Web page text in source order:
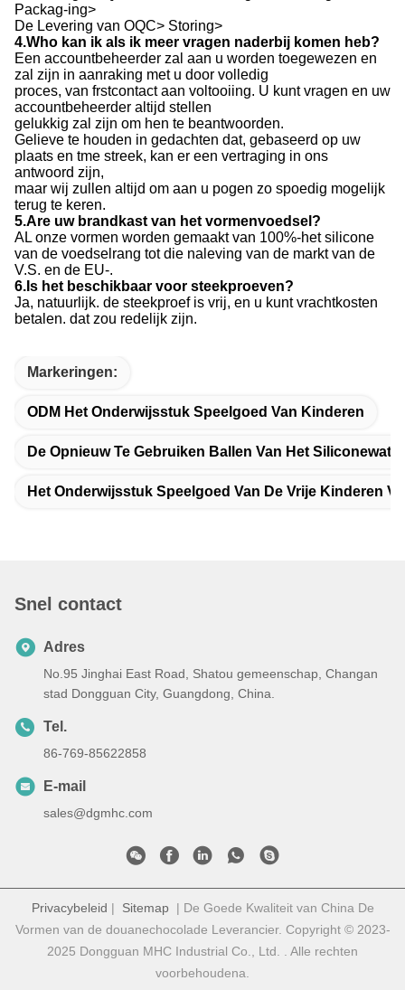
Packag-ing>
De Levering van OQC> Storing>
4.Who kan ik als ik meer vragen naderbij komen heb?
Een accountbeheerder zal aan u worden toegewezen en
zal zijn in aanraking met u door volledig
proces, van frstcontact aan voltooiing. U kunt vragen en uw
accountbeheerder altijd stellen
gelukkig zal zijn om hen te beantwoorden.
Gelieve te houden in gedachten dat, gebaseerd op uw
plaats en tme streek, kan er een vertraging in ons
antwoord zijn,
maar wij zullen altijd om aan u pogen zo spoedig mogelijk
terug te keren.
5.Are uw brandkast van het vormenvoedsel?
AL onze vormen worden gemaakt van 100%-het silicone
van de voedselrang tot die naleving van de markt van de
V.S. en de EU-.
6.Is het beschikbaar voor steekproeven?
Ja, natuurlijk. de steekproef is vrij, en u kunt vrachtkosten
betalen. dat zou redelijk zijn.
Markeringen:
ODM Het Onderwijsstuk Speelgoed Van Kinderen
De Opnieuw Te Gebruiken Ballen Van Het Siliconewater
Het Onderwijsstuk Speelgoed Van De Vrije Kinderen
Snel contact
Adres
No.95 Jinghai East Road, Shatou gemeenschap, Changan
stad Dongguan City, Guangdong, China.
Tel.
86-769-85622858
E-mail
sales@dgmhc.com
Privacybeleid | Sitemap| De Goede Kwaliteit van China De
Vormen van de douanechocolade Leverancier. Copyright © 2023-
2025 Dongguan MHC Industrial Co., Ltd. . Alle rechten
voorbehoudena.